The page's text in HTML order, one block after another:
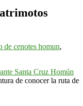
de cenotes homun,
Santa Cruz Homún
de conocer la ruta de